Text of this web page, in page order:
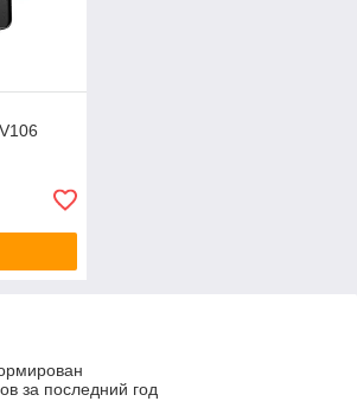
за последний год